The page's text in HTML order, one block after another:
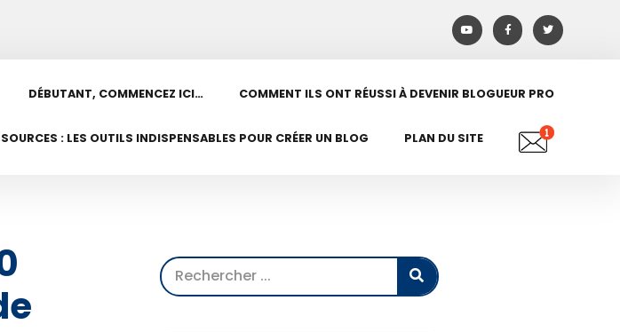
DÉBUTANT, COMMENCEZ ICI… COMMENT ILS ONT RÉUSSI À DEVENIR BLOGUEUR PRO
: LES OUTILS INDISPENSABLES POUR CRÉER UN BLOG PLAN DU SITE